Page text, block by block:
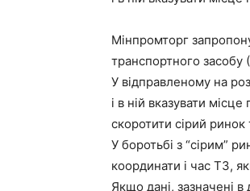
Мінпромторг
транспортного засобу
У відправленому на
і в ній вказувати
скоротити сірий ринок
У боротьбі з “сірим”
координати і час ТЗ,
Якщо дані, зазначені